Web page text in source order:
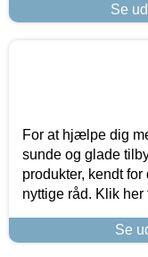
Se
For at hjælpe dig
sunde og glade
produkter, kendt
nyttige råd. Klik
Se